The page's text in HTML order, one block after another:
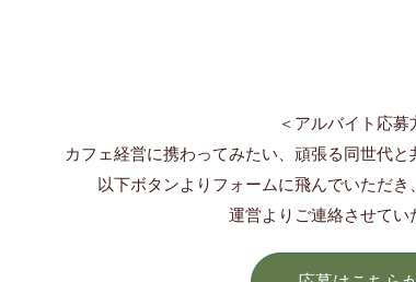
＜アルバイト応募
カフェ経営に携わってみたい、頑張る同世代
以下ボタンよりフォームに飛んでいただ
運営よりご連絡させてい